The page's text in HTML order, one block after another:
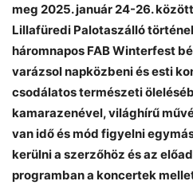
meg 2025. január 24-26.
Lillafüredi Palotaszálló
háromnapos FAB Winterfest
varázsol napközbeni és esti
csodálatos természeti
kamarazenével, világhírű
van idő és mód figyelni
kerülni a szerzőhöz és az
programban a koncertek